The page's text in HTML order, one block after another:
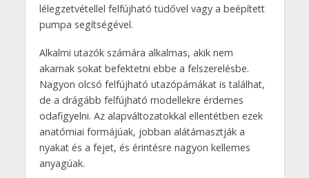
lélegzetvétellel felfújható tüdővel vagy a beépített
pumpa segítségével.
Alkalmi utazók számára alkalmas, akik nem
akarnak sokat befektetni ebbe a felszerelésbe.
Nagyon olcsó felfújható utazópárnákat is találhat,
de a drágább felfújható modellekre érdemes
odafigyelni. Az alapváltozatokkal ellentétben ezek
anatómiai formájúak, jobban alátámasztják a
nyakat és a fejet, és érintésre nagyon kellemes
anyagúak.